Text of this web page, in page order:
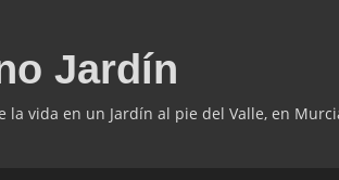
Jardín
la vida en un Jardín al pie del Valle, en